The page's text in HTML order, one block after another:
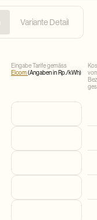
Variante Detail
Eingabe Tarife gemäss
Elcom(Angaben in Rp./kWh)